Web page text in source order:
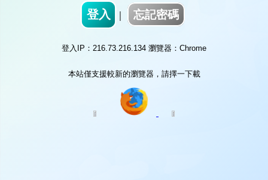
忘記密碼
登入IP：216.73.216.134 瀏覽器：Chrome
本站僅支援較新的瀏覽器，請擇一下載